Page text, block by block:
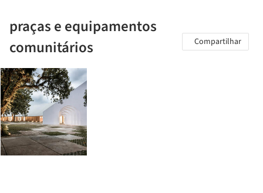
praças e equipamentos
comunitários
Compartilhar